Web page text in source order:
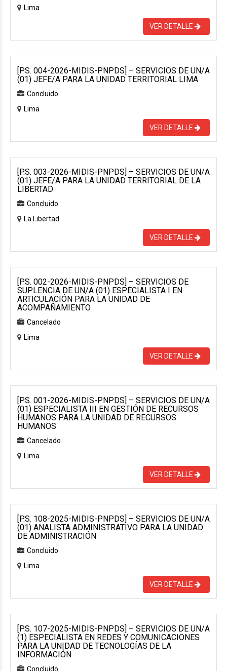
Lima
VER DETALLE
[P.S. 004-2026-MIDIS-PNPDS] – SERVICIOS DE UN/A
(01) JEFE/A PARA LA UNIDAD TERRITORIAL LIMA
Concluido
Lima
VER DETALLE
[P.S. 003-2026-MIDIS-PNPDS] – SERVICIOS DE UN/A
(01) JEFE/A PARA LA UNIDAD TERRITORIAL DE LA
LIBERTAD
Concluido
La Libertad
VER DETALLE
[P.S. 002-2026-MIDIS-PNPDS] – SERVICIOS DE
SUPLENCIA DE UN/A (01) ESPECIALISTA I EN
ARTICULACIÓN PARA LA UNIDAD DE
ACOMPAÑAMIENTO
Cancelado
Lima
VER DETALLE
[P.S. 001-2026-MIDIS-PNPDS] – SERVICIOS DE UN/A
(01) ESPECIALISTA III EN GESTIÓN DE RECURSOS
HUMANOS PARA LA UNIDAD DE RECURSOS
HUMANOS
Cancelado
Lima
VER DETALLE
[P.S. 108-2025-MIDIS-PNPDS] – SERVICIOS DE UN/A
(01) ANALISTA ADMINISTRATIVO PARA LA UNIDAD
DE ADMINISTRACIÓN
Concluido
Lima
VER DETALLE
[P.S. 107-2025-MIDIS-PNPDS] – SERVICIOS DE UN/A
(1) ESPECIALISTA EN REDES Y COMUNICACIONES
PARA LA UNIDAD DE TECNOLOGÍAS DE LA
INFORMACIÓN
Concluido